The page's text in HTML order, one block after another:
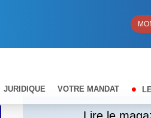
JURIDIQUE VOTRE MANDAT